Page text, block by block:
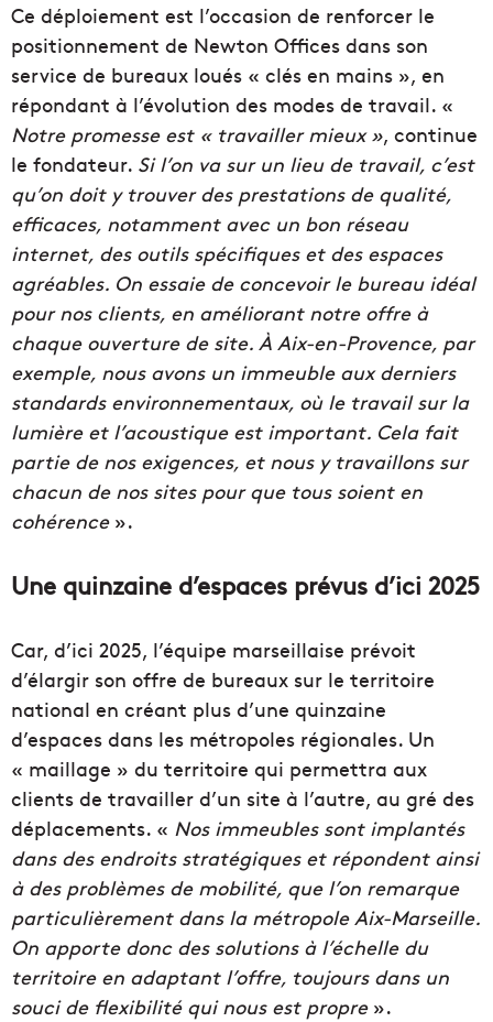
Ce déploiement est l’occasion de renforcer le
positionnement de Newton Offices dans son
service de bureaux loués « clés en mains », en
répondant à l’évolution des modes de travail. «
Notre promesse est « travailler mieux », continue
le fondateur. Si l’on va sur un lieu de travail, c’est
qu’on doit y trouver des prestations de qualité,
efficaces, notamment avec un bon réseau
internet, des outils spécifiques et des espaces
agréables. On essaie de concevoir le bureau idéal
pour nos clients, en améliorant notre offre à
chaque ouverture de site. À Aix-en-Provence, par
exemple, nous avons un immeuble aux derniers
standards environnementaux, où le travail sur la
lumière et l’acoustique est important. Cela fait
partie de nos exigences, et nous y travaillons sur
chacun de nos sites pour que tous soient en
cohérence ».
Une quinzaine d’espaces prévus d’ici 2025
Car, d’ici 2025, l’équipe marseillaise prévoit
d’élargir son offre de bureaux sur le territoire
national en créant plus d’une quinzaine
d’espaces dans les métropoles régionales. Un
« maillage » du territoire qui permettra aux
clients de travailler d’un site à l’autre, au gré des
déplacements. « Nos immeubles sont implantés
dans des endroits stratégiques et répondent ainsi
à des problèmes de mobilité, que l’on remarque
particulièrement dans la métropole Aix-Marseille.
On apporte donc des solutions à l’échelle du
territoire en adaptant l’offre, toujours dans un
souci de flexibilité qui nous est propre ».